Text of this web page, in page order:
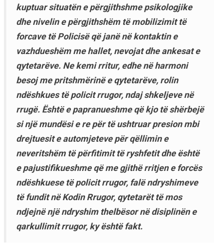
kuptuar situatën e përgjithshme psikologjike
dhe nivelin e përgjithshëm të mobilizimit të
forcave të Policisë që janë në kontaktin e
vazhdueshëm me hallet, nevojat dhe ankesat e
qytetarëve. Ne kemi rritur, edhe në harmoni
besoj me pritshmërinë e qytetarëve, rolin
ndëshkues të policit rrugor, ndaj shkeljeve në
rrugë. Është e papranueshme që kjo të shërbejë
si një mundësi e re për të ushtruar presion mbi
drejtuesit e automjeteve për qëllimin e
neveritshëm të përfitimit të ryshfetit dhe është
e pajustifikueshme që me gjithë rritjen e forcës
ndëshkuese të policit rrugor, falë ndryshimeve
të fundit në Kodin Rrugor, qytetarët të mos
ndjejnë një ndryshim thelbësor në disiplinën e
qarkullimit rrugor, ky është fakt.